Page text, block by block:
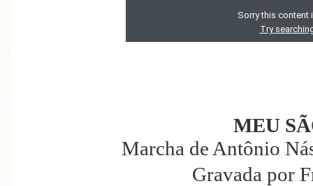
MEU
Marcha de Antônio
Gravada por